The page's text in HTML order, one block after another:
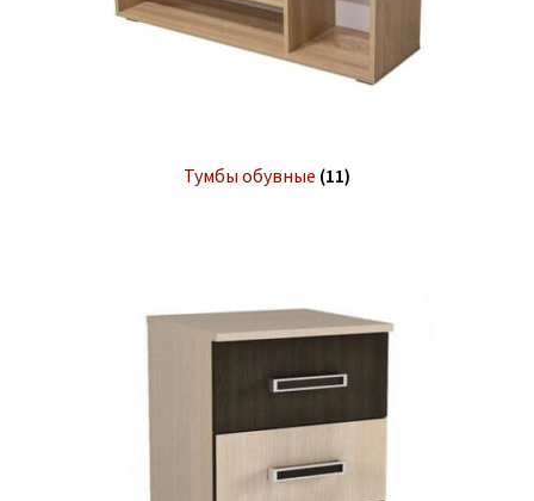
Тумбы обувные (11)